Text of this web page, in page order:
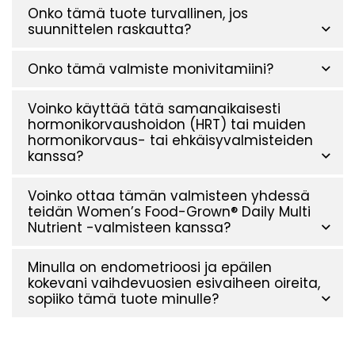
Onko tämä tuote turvallinen, jos
suunnittelen raskautta?
Onko tämä valmiste monivitamiini?
Voinko käyttää tätä samanaikaisesti
hormonikorvaushoidon (HRT) tai muiden
hormonikorvaus- tai ehkäisyvalmisteiden
kanssa?
Voinko ottaa tämän valmisteen yhdessä
teidän Women’s Food-Grown® Daily Multi
Nutrient -valmisteen kanssa?
Minulla on endometrioosi ja epäilen
kokevani vaihdevuosien esivaiheen oireita,
sopiiko tämä tuote minulle?